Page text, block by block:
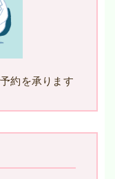
約を承ります